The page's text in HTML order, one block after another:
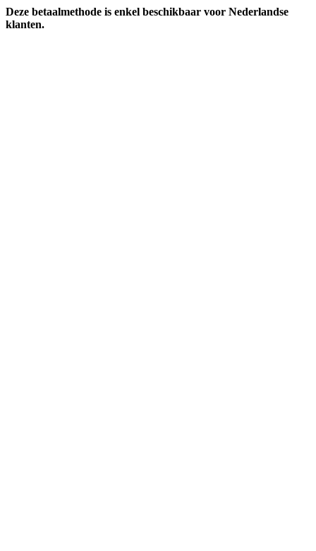
Deze betaalmethode is enkel beschikbaar voor Nederlandse
klanten.